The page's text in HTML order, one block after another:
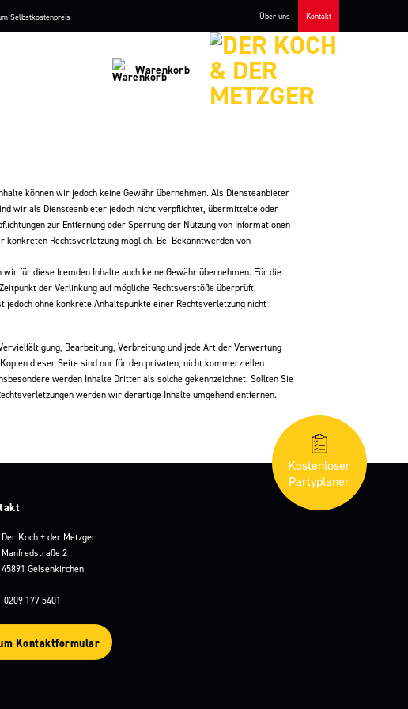
Selbstkostenpreis Über uns Kontakt
Warenkorb
können wir jedoch keine Gewähr übernehmen. Als Diensteanbieter
wir als Diensteanbieter jedoch nicht verpflichtet, übermittelte oder
zur Entfernung oder Sperrung der Nutzung von Informationen
konkreten Rechtsverletzung möglich. Bei Bekanntwerden von
für diese fremden Inhalte auch keine Gewähr übernehmen. Für die
der Verlinkung auf mögliche Rechtsverstöße überprüft.
ohne konkrete Anhaltspunkte einer Rechtsverletzung nicht
Bearbeitung, Verbreitung und jede Art der Verwertung
dieser Seite sind nur für den privaten, nicht kommerziellen
werden Inhalte Dritter als solche gekennzeichnet. Sollten Sie
werden wir derartige Inhalte umgehend entfernen.
Der Koch + der Metzger
Manfredstraße 2
45891 Gelsenkirchen
0209 177 5401
Kontaktformular
Kostenloser
Partyplaner